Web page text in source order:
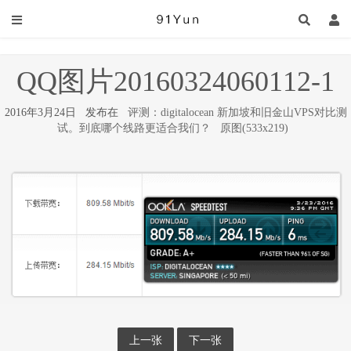
QQ图片20160324060112-1
2016年3月24日 发布在 评测：digitalocean 新加坡和旧金山VPS对比测
试。到底哪个线路更适合我们？
原图(533x219)
上一张 下一张